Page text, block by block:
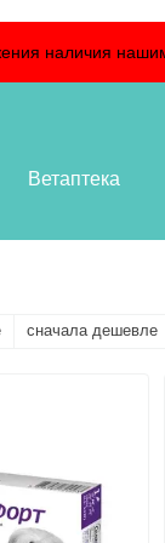
наличия
Ветаптека
сначала дешевле